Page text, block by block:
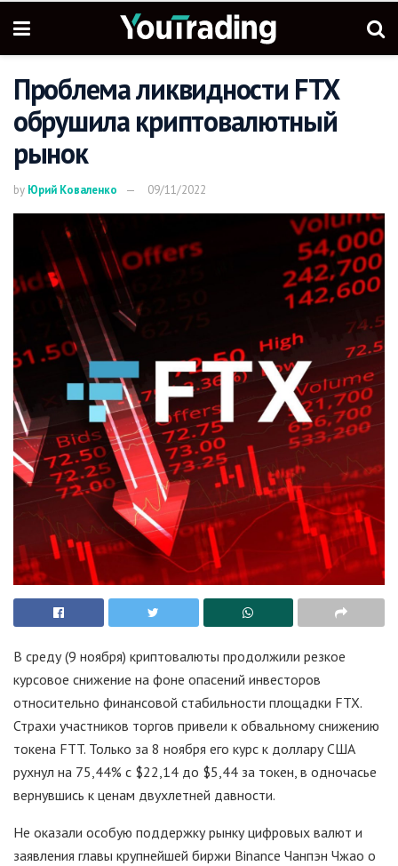
Проблема ликвидности FTX
обрушила криптовалютный
рынок
by Юрий Коваленко 09/11/2022
В среду (9 ноября) криптовалюты продолжили резкое
курсовое снижение на фоне опасений инвесторов
относительно финансовой стабильности площадки FTX.
Страхи участников торгов привели к обвальному снижению
токена FTT. Только за 8 ноября его курс к доллару США
рухнул на 75,44% с $22,14 до $5,44 за токен, в одночасье
вернувшись к ценам двухлетней давности.
Не оказали особую поддержку рынку цифровых валют и
заявления главы крупнейшей биржи Binance Чанпэн Чжао о